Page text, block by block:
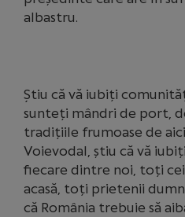
albastru.
Știu că vă iubiți
sunteți mândri de port,
tradițiile frumoase de
Voievodal, știu că vă
fiecare dintre noi, toți
acasă, toți prietenii
că România trebuie să